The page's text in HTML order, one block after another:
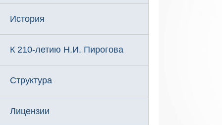
История
К 210-летию Н.И. Пирогова
Структура
Лицензии